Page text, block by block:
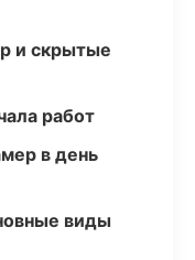
и скрытые
работ
в день
виды